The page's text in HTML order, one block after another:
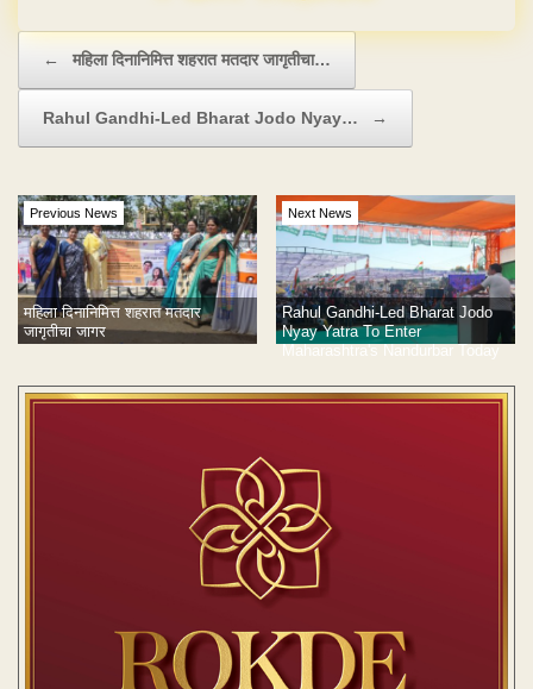
← महिला दिनानिमित्त शहरात मतदार जागृतीचा…
Rahul Gandhi-Led Bharat Jodo Nyay… →
Previous News
महिला दिनानिमित्त शहरात मतदार
जागृतीचा जागर
Next News
Rahul Gandhi-Led Bharat Jodo
Nyay Yatra To Enter
Maharashtra's Nandurbar Today